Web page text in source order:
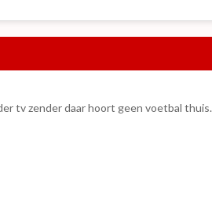
tv zender daar hoort geen voetbal thuis.